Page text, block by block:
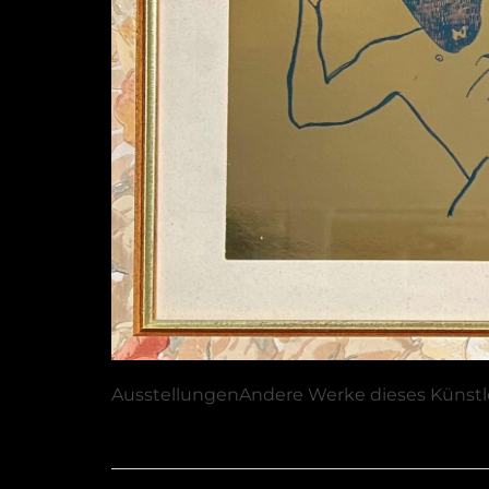
AusstellungenAndere Werke dieses